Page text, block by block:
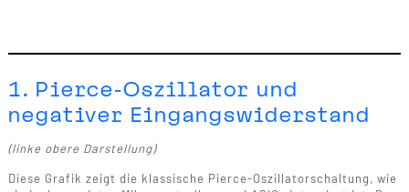
1. Pierce-Oszillator und
negativer Eingangswiderstand
(linke obere Darstellung)
Diese Grafik zeigt die klassische Pierce-Oszillatorschaltung, wie